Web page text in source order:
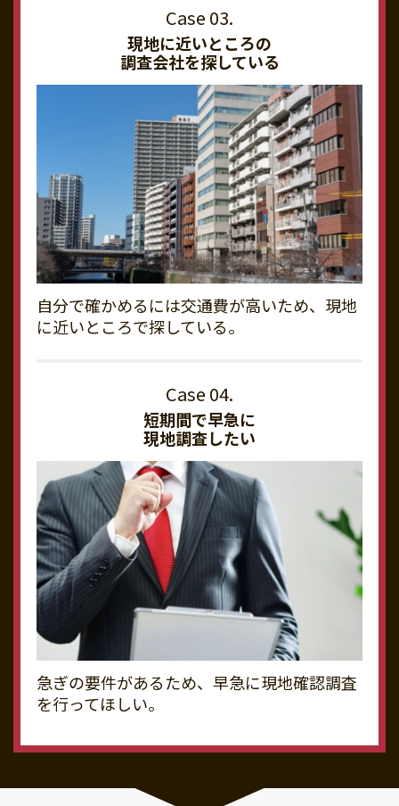
現地に近いところの
調査会社を探している
自分で確かめるには交通費が高いため、現地
に近いところで探している。
短期間で早急に
現地調査したい
急ぎの要件があるため、早急に現地確認調査
を行ってほしい。